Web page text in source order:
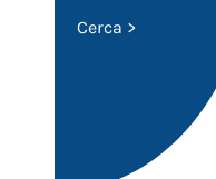
Cerca >